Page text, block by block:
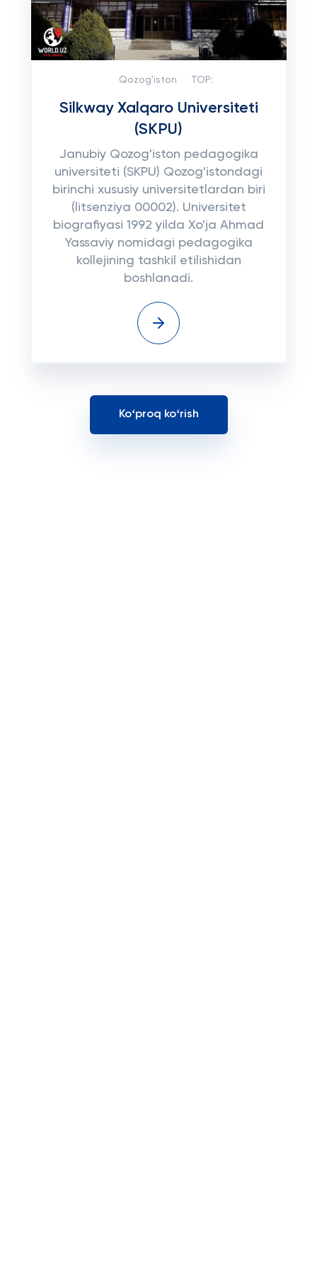
Qozog'iston TOP:
Silkway Xalqaro Universiteti
(SKPU)
Janubiy Qozog'iston pedagogika
universiteti (SKPU) Qozog'istondagi
birinchi xususiy universitetlardan biri
(litsenziya 00002). Universitet
biografiyasi 1992 yilda Xo'ja Ahmad
Yassaviy nomidagi pedagogika
kollejining tashkil etilishidan
boshlanadi.
Koʻproq koʻrish